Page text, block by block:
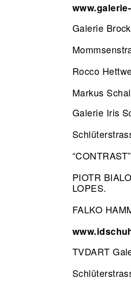
Galerie
Rocco
Markus
Galerie Iris
PIOTR
LOPES.
FALKO
TVDART